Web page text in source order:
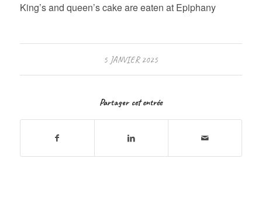
King’s and queen’s cake are eaten at Epiphany
5 JANVIER 2025
Partager cet entrée